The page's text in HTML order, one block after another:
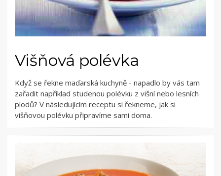
Višňová polévka
Když se řekne maďarská kuchyně - napadlo by vás tam
zařadit například studenou polévku z višní nebo lesních
plodů? V následujícím receptu si řekneme, jak si
višňovou polévku připravíme sami doma.